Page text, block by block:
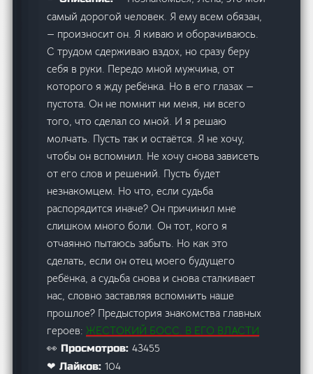
самый дорогой человек. Я ему всем обязан,
— произносит он. Я киваю и оборачиваюсь.
С трудом сдерживаю вздох, но сразу беру
себя в руки. Передо мной мужчина, от
которого я жду ребёнка. Но в его глазах —
пустота. Он не помнит ни меня, ни всего
того, что сделал со мной. И я решаю
молчать. Пусть так и остаётся. Я не хочу,
чтобы он вспомнил. Не хочу снова зависеть
от его слов и решений. Пусть будет
незнакомцем. Но что, если судьба
распорядится иначе? Он причинил мне
слишком много боли. Он тот, кого я
отчаянно пытаюсь забыть. Но как это
сделать, если он отец моего будущего
ребёнка, а судьба снова и снова сталкивает
нас, словно заставляя вспомнить наше
прошлое? Предыстория знакомства главных
героев: ЖЕСТОКИЙ БОСС. В ЕГО ВЛАСТИ
👀 Просмотров:43455
❤ Лайков:104